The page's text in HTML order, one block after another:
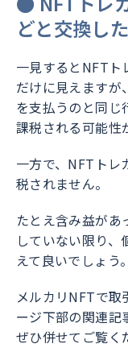
どと交換し
一見するとNFTト
だけに見えますが
を支払うのと同じ
課税される可能性
一方で、NFTトレ
税されません。
たとえ含み益があ
していない限り
えて良いでしょう。
メルカリNFTで取
ージ下部の関連記
ぜひ併せてご覧く